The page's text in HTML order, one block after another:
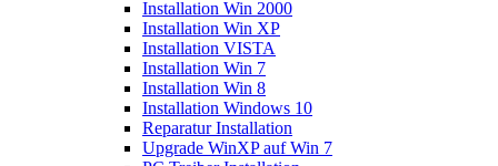
Installation Win 2000
Installation Win XP
Installation VISTA
Installation Win 7
Installation Win 8
Installation Windows 10
Reparatur Installation
Upgrade WinXP auf Win 7